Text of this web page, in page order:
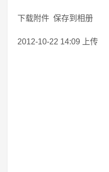
下载附件 保存到相册
2012-10-22 14:09 上传